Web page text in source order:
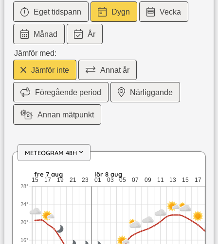
Eget tidspann Dygn Vecka
Månad År
Jämför med:
Jämför inte Annat år
Föregående period Närliggande
Annan mätpunkt
METEOGRAM 48H ›
fre 7 aug: 20,5 till 13 grader: ingen nederbörd: upp till 3,2
fre 7 aug lör 8 aug
15 17 19 21 23 01 03 05 07 09 11 13 15 17
16°
20°
24°
28°